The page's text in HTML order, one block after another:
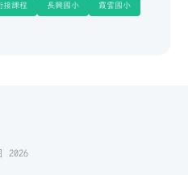
接課程 長興國小 霞雲國小
2026